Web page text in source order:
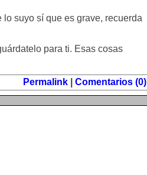
suyo sí que es grave, recuerda
para ti. Esas cosas
Permalink Comentarios (0)